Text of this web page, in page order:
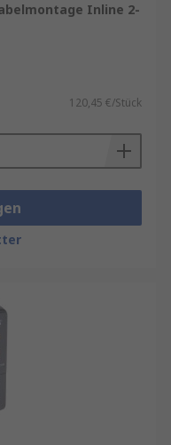
Inline 2-
120,45 €/Stück